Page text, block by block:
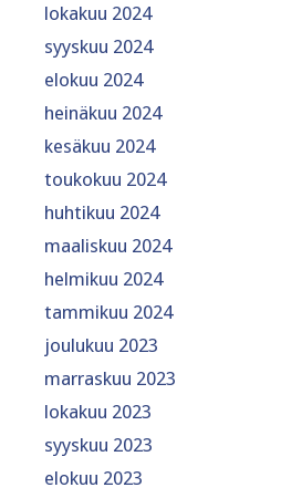
lokakuu 2024
syyskuu 2024
elokuu 2024
heinäkuu 2024
kesäkuu 2024
toukokuu 2024
huhtikuu 2024
maaliskuu 2024
helmikuu 2024
tammikuu 2024
joulukuu 2023
marraskuu 2023
lokakuu 2023
syyskuu 2023
elokuu 2023